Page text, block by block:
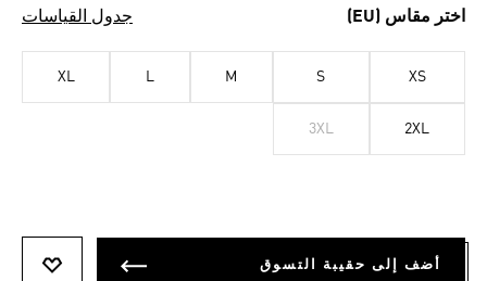
اختر مقاس (EU) جدول القياسات
XS
S
M
L
XL
2XL
3XL
أضف إلى حقيبة التسوق